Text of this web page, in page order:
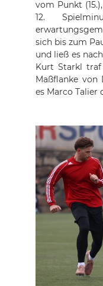
vom Punkt
12.
sich bis zum
und ließ es
Kurt Starkl traf
Maßflanke von
es Marco Talier